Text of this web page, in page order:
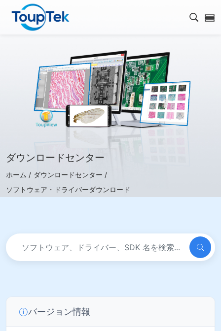
検索
ダウンロードセンター
ホーム / ダウンロードセンター /
ソフトウェア・ドライバーダウンロード
バージョン情報